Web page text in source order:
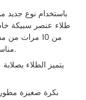
باستخدام نوع جديد
طلاء عنصر سبيكة
من 10 مرات
مناسب للغاية لتربية الماشية والدواجن.
يتميز الطلاء
بكرة صغيرة